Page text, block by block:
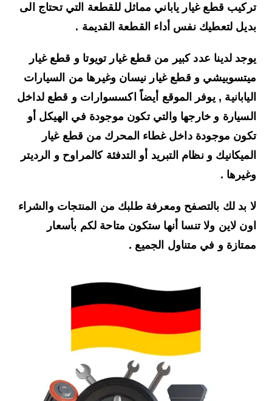
تركيب قطع غيار ياباني مماثل للقطعة التي تحتاج الى
بديل لتعطيك نفس أداء القطعة القديمة .
يوجد لدينا عدد كبير من قطع غيار تويوتا و قطع غيار
ميتسوبيشي و قطع غيار نيسان وغيرها من السيارات
اليابانية , يوفر الموقع أيضاً اكسسوارات و قطع لداخل
السيارة و خارجها والتي تكون موجودة في الهيكل أو
تكون موجودة داخل غطاء المحرك من قطع غيار
الميكانيك و نظام التبريد أو التدفئة كالمراوح و الرديتر
وغيرها .
لا بد لك بالتصفح ومعرفة طلبك من المنتجات والشراء
اون لاين ولا تنسا أنها ستكون متاحة لكم بأسعار
ممتازة و في متناول الجميع .